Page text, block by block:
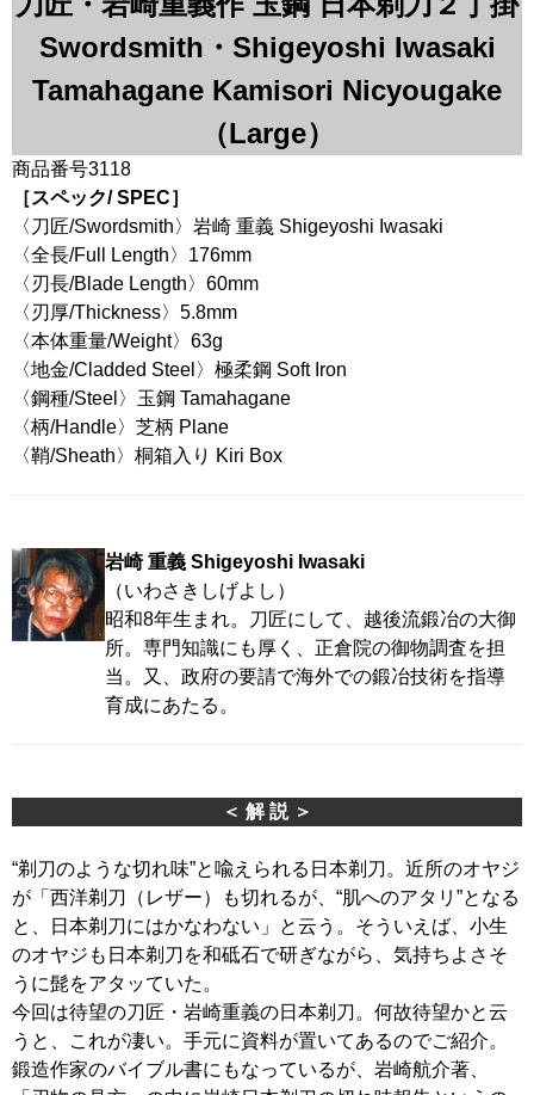
Swordsmith・Shigeyoshi Iwasaki
Tamahagane Kamisori Nicyougake
（Large）
商品番号3118
［スペック/ SPEC］
〈刀匠/Swordsmith〉岩崎 重義 Shigeyoshi Iwasaki
〈全長/Full Length〉176mm
〈刃長/Blade Length〉60mm
〈刃厚/Thickness〉5.8mm
〈本体重量/Weight〉63g
〈地金/Cladded Steel〉極柔鋼 Soft Iron
〈鋼種/Steel〉玉鋼 Tamahagane
〈柄/Handle〉芝柄 Plane
〈鞘/Sheath〉桐箱入り Kiri Box
岩崎 重義 Shigeyoshi Iwasaki
（いわさきしげよし）
昭和8年生まれ。刀匠にして、越後流鍛冶の大御
所。専門知識にも厚く、正倉院の御物調査を担
当。又、政府の要請で海外での鍛冶技術を指導
育成にあたる。
＜ 解 説 ＞
“剃刀のような切れ味”と喩えられる日本剃刀。近所のオヤジ
が「西洋剃刀（レザー）も切れるが、“肌へのアタリ”となる
と、日本剃刀にはかなわない」と云う。そういえば、小生
のオヤジも日本剃刀を和砥石で研ぎながら、気持ちよさそ
うに髭をアタッていた。
今回は待望の刀匠・岩崎重義の日本剃刀。何故待望かと云
うと、これが凄い。手元に資料が置いてあるのでご紹介。
鍛造作家のバイブル書にもなっているが、岩崎航介著、